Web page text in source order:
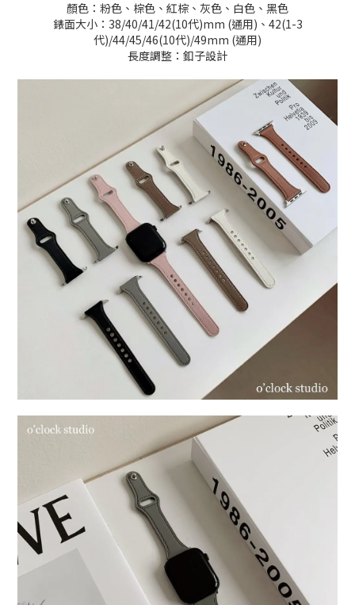
顏色：粉色、棕色、紅棕、灰色、白色、黑色
錶面大小：38/40/41/42(10代)mm (通用)、42(1-3
代)/44/45/46(10代)/49mm (通用)
長度調整：釦子設計